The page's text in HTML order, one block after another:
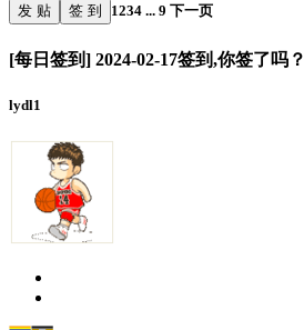
发 贴 签 到 1234 ... 9 下一页
[每日签到] 2024-02-17签到,你签了吗？
lydl1